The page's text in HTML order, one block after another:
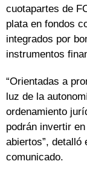
cuotapartes de
plata en fondos
integrados por
instrumentos
“Orientadas a
luz de la
ordenamiento
podrán invertir
abiertos”, detalló
comunicado.